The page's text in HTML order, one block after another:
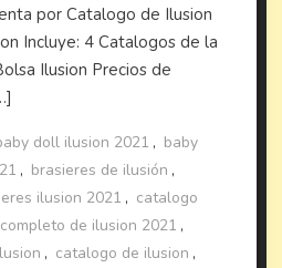
por Catalogo de Ilusion
Incluye: 4 Catalogos de la
Ilusion Precios de
doll ilusion 2021 , baby
, brasieres de ilusión ,
ilusion 2021 , catalogo
de ilusion 2021 ,
, catalogo de ilusion ,